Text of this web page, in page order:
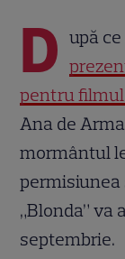
D upă
pentru filmul
Ana de
mormântul
permisiunea
„Blonda” va
septembrie.